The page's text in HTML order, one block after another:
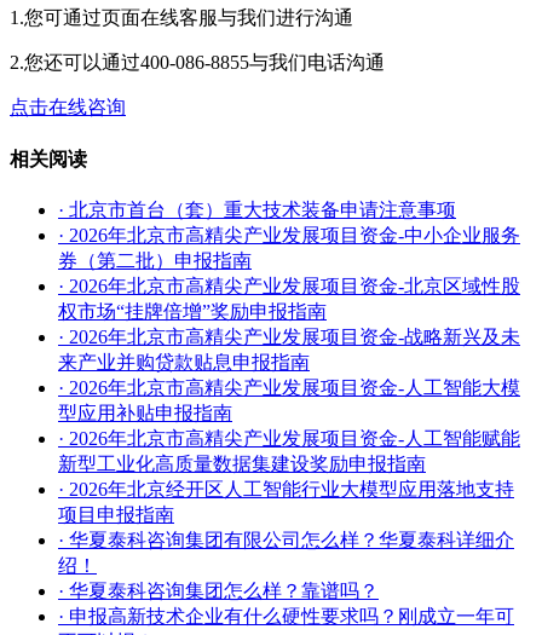
1.您可通过页面在线客服与我们进行沟通
2.您还可以通过400-086-8855与我们电话沟通
点击在线咨询
相关阅读
· 北京市首台（套）重大技术装备申请注意事项
· 2026年北京市高精尖产业发展项目资金-中小企业服务
券（第二批）申报指南
· 2026年北京市高精尖产业发展项目资金-北京区域性股
权市场“挂牌倍增”奖励申报指南
· 2026年北京市高精尖产业发展项目资金-战略新兴及未
来产业并购贷款贴息申报指南
· 2026年北京市高精尖产业发展项目资金-人工智能大模
型应用补贴申报指南
· 2026年北京市高精尖产业发展项目资金-人工智能赋能
新型工业化高质量数据集建设奖励申报指南
· 2026年北京经开区人工智能行业大模型应用落地支持
项目申报指南
· 华夏泰科咨询集团有限公司怎么样？华夏泰科详细介
绍！
· 华夏泰科咨询集团怎么样？靠谱吗？
· 申报高新技术企业有什么硬性要求吗？刚成立一年可